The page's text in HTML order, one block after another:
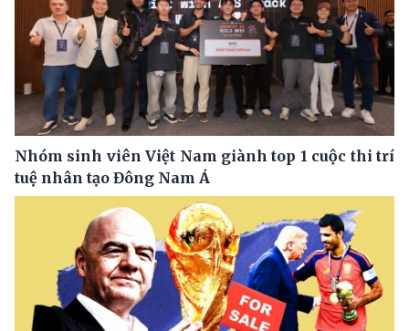
Nhóm sinh viên Việt Nam giành top 1 cuộc thi trí
tuệ nhân tạo Đông Nam Á